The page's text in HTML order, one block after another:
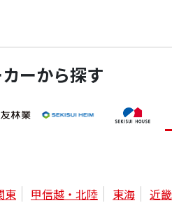
ーから探す
東 甲信越・北陸 東海 近畿